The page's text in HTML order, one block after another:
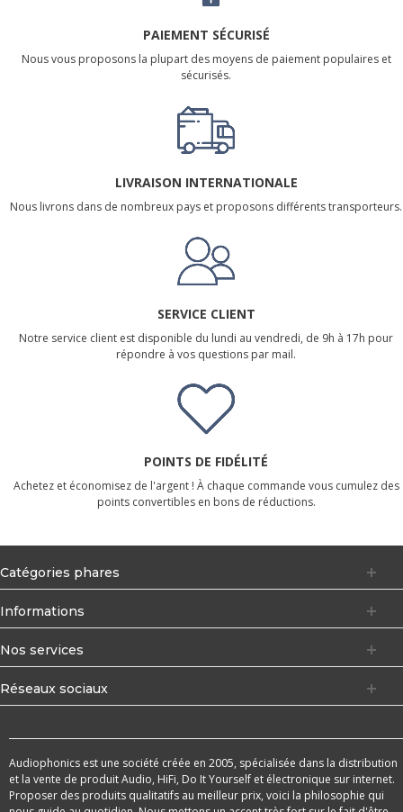
PAIEMENT SÉCURISÉ
Nous vous proposons la plupart des moyens de paiement populaires et
sécurisés.
LIVRAISON INTERNATIONALE
Nous livrons dans de nombreux pays et proposons différents transporteurs.
SERVICE CLIENT
Notre service client est disponible du lundi au vendredi, de 9h à 17h pour
répondre à vos questions par mail.
POINTS DE FIDÉLITÉ
Achetez et économisez de l'argent ! À chaque commande vous cumulez des
points convertibles en bons de réductions.
Catégories phares
Informations
Nos services
Réseaux sociaux
Audiophonics est une société créée en 2005, spécialisée dans la distribution
et la vente de produit Audio, HiFi, Do It Yourself et électronique sur internet.
Proposer des produits qualitatifs au meilleur prix, voici la philosophie qui